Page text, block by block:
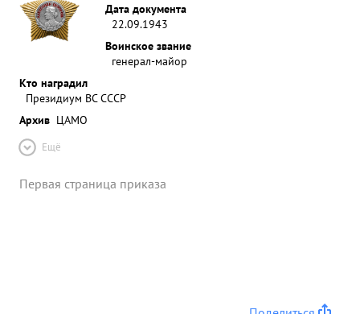
Дата документа
22.09.1943
Воинское звание
генерал-майор
Кто наградил
Президиум ВС СССР
Архив ЦАМО
Ещё
Первая страница приказа